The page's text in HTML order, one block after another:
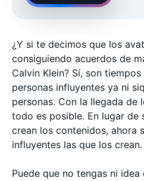
¿Y si te decimos que los
consiguiendo acuerdos de
Calvin Klein? Sí, son
personas influyentes ya ni
personas. Con la llegada de
todo es posible. En lugar de
crean los contenidos, ahora
influyentes las que los crean.
Puede que no tengas ni